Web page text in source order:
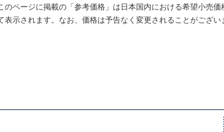
のページに掲載の「参考価格」は日本国内における希望小売
表示されます。なお、価格は予告なく変更されることがござい